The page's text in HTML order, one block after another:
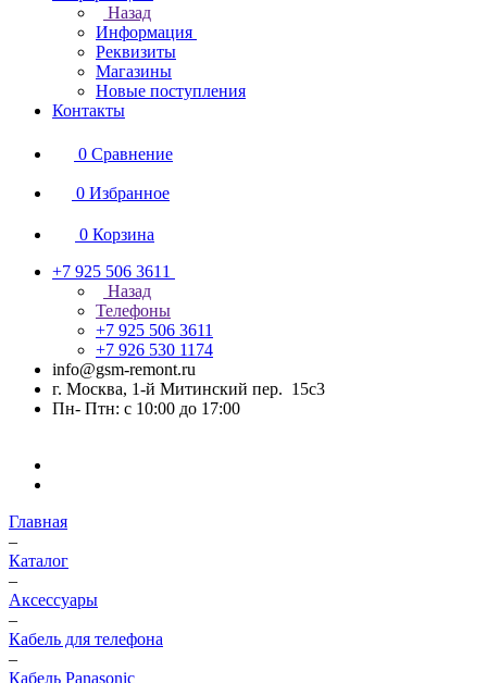
Назад
Информация
Реквизиты
Магазины
Новые поступления
Контакты
0 Сравнение
0 Избранное
0 Корзина
+7 925 506 3611
Назад
Телефоны
+7 925 506 3611
+7 926 530 1174
info@gsm-remont.ru
г. Москва, 1-й Митинский пер. 15с3
Пн- Птн: с 10:00 до 17:00
Главная
–
Каталог
–
Аксессуары
–
Кабель для телефона
–
Кабель Panasonic